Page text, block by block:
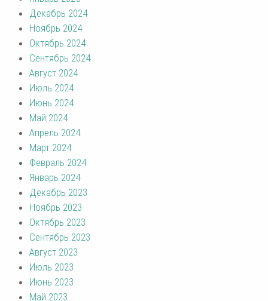
Декабрь 2024
Ноябрь 2024
Октябрь 2024
Сентябрь 2024
Август 2024
Июль 2024
Июнь 2024
Май 2024
Апрель 2024
Март 2024
Февраль 2024
Январь 2024
Декабрь 2023
Ноябрь 2023
Октябрь 2023
Сентябрь 2023
Август 2023
Июль 2023
Июнь 2023
Май 2023